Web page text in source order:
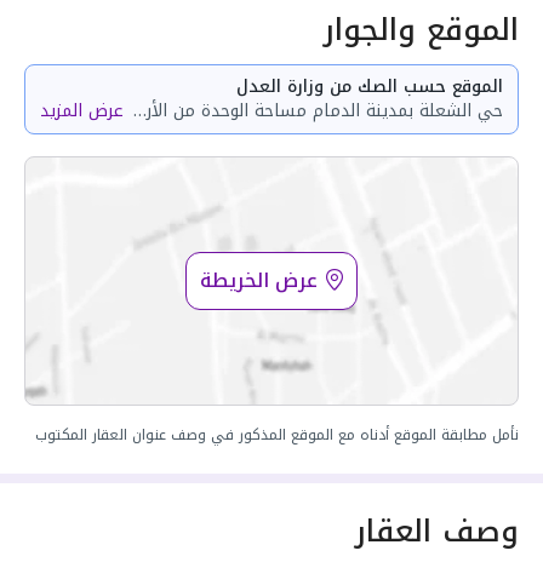
الموقع والجوار
الموقع حسب الصك من وزارة العدل
حي الشعلة بمدينة الدمام مساحة الوحدة من الأرض 86.25 متر وتختص من المنافع والأجزاء المشتركة بمساحة 71.33 متر عرض المزيد
عرض الخريطة
نأمل مطابقة الموقع أدناه مع الموقع المذكور في وصف عنوان العقار المكتوب
وصف العقار